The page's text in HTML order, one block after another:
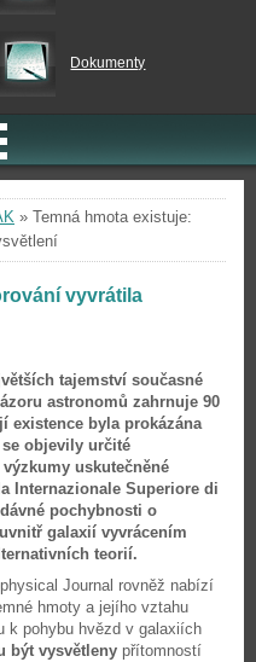
Dokumenty
» Temná hmota existuje:
vyvrátila
tajemství současné
astronomů zahrnuje 90
existence byla prokázána
objevily určité
uskutečněné
Internazionale Superiore di
pochybnosti o
galaxií vyvrácením
teorií.
Journal rovněž nabízí
hmoty a jejího vztahu
k pohybu hvězd v galaxiích
být vysvětleny přítomností